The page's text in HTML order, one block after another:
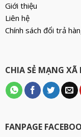
Giới thiệu
Liên hệ
Chính sách đổi trả
CHIA SẺ MẠNG XÃ
FANPAGE